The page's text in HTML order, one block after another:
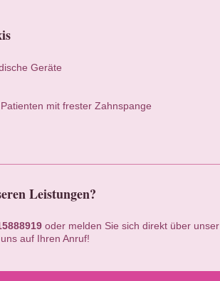
Geräte
mit frester Zahnspange
Leistungen?
oder melden Sie sich direkt über unser
auf Ihren Anruf!